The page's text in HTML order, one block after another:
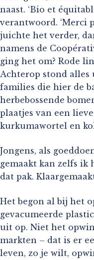
naast. ‘Bio et
verantwoord. ‘Merci
juichte het verder,
namens de
ging het om? Rode
Achterop stond
families die hier de
herbebossende
plaatjes van een
kurkumawortel en
Jongens, als
gemaakt kan zelfs ik
dat pak.
Het begon al bij het
gevacumeerde
uit op. Niet het
markten – dat is er
leven, zo je wilt,